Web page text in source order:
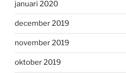
januari 2020
december 2019
november 2019
oktober 2019